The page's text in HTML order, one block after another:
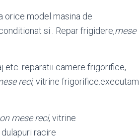
orice model masina de
si . Repar frigidere,mese
etc. reparatii camere frigorifice,
reci, vitrine frigorifice.executam
mese reci, vitrine
racire